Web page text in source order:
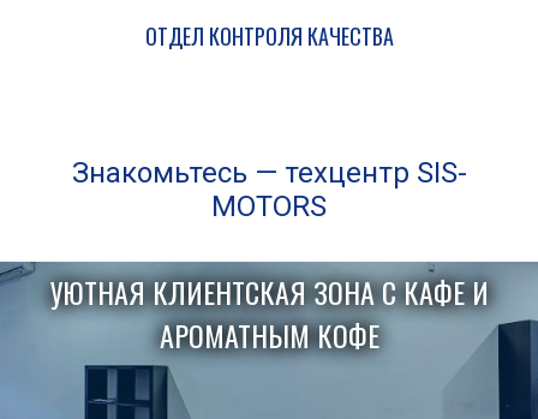
ОТДЕЛ КОНТРОЛЯ КАЧЕСТВА
Знакомьтесь — техцентр SIS-
MOTORS
УЮТНАЯ КЛИЕНТСКАЯ ЗОНА С КАФЕ И
АРОМАТНЫМ КОФЕ